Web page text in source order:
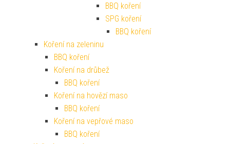
BBQ koření
SPG koření
BBQ koření
Koření na zeleninu
BBQ koření
Koření na drůbež
BBQ koření
Koření na hovězí maso
BBQ koření
Koření na vepřové maso
BBQ koření